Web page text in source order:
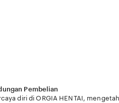
Pembelian
diri di ORGIA HENTAI,